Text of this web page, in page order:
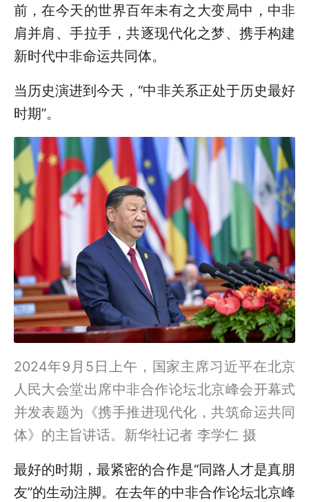
前，在今天的世界百年未有之大变局中，中非
肩并肩、手拉手，共逐现代化之梦、携手构建
新时代中非命运共同体。
当历史演进到今天，“中非关系正处于历史最好
时期”。
2024年9月5日上午，国家主席习近平在北京
人民大会堂出席中非合作论坛北京峰会开幕式
并发表题为《携手推进现代化，共筑命运共同
体》的主旨讲话。新华社记者 李学仁 摄
最好的时期，最紧密的合作是“同路人才是真朋
友”的生动注脚。在去年的中非合作论坛北京峰